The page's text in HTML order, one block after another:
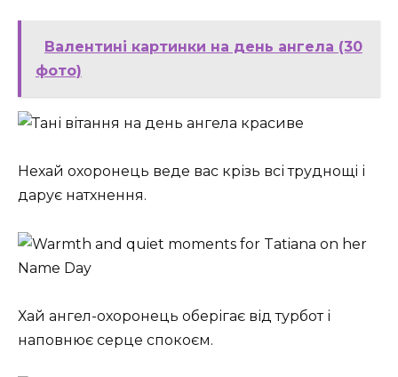
Валентині картинки на день ангела (30
фото)
Нехай охоронець веде вас крізь всі труднощі і
дарує натхнення. ️
Хай ангел-охоронець оберігає від турбот і
наповнює серце спокоєм.